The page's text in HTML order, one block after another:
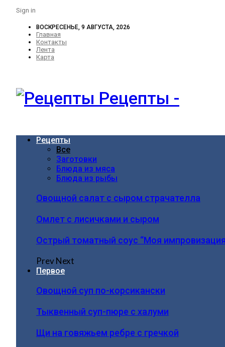
Sign in
ВОСКРЕСЕНЬЕ, 9 АВГУСТА, 2026
Главная
Контакты
Лента
Карта
Рецепты -
Рецепты
Все
Заготовки
Блюда из мяса
Блюда из рыбы
Овощной салат с сыром страчателла
Омлет с лисичками и сыром
Острый томатный соус “Моя
PrevNext
Первое
Овощной суп по-корсикански
Тыквенный суп-пюре с халуми
Щи на говяжьем ребре с гречкой